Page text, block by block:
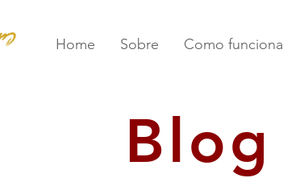
Home Sobre Como funciona
Blog